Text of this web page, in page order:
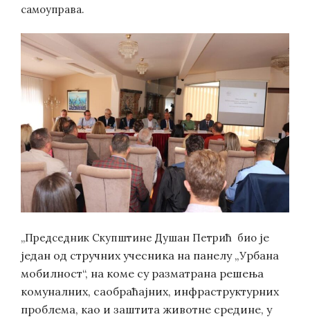
самоуправа.
„Председник Скупштине Душан Петрић био је
један од стручних учесника на панелу „Урбана
мобилност“, на коме су разматрана решења
комуналних, саобраћајних, инфраструктурних
проблема, као и заштитa животне средине, у